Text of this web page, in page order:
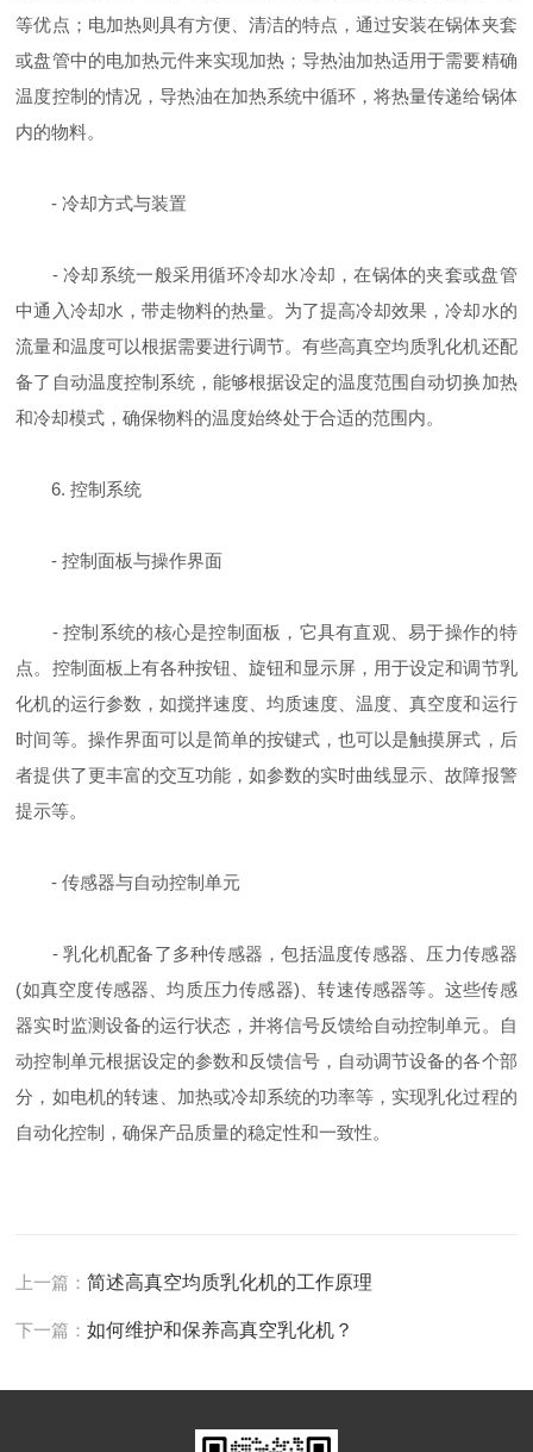
等优点；电加热则具有方便、清洁的特点，通过安装在锅体夹套
或盘管中的电加热元件来实现加热；导热油加热适用于需要精确
温度控制的情况，导热油在加热系统中循环，将热量传递给锅体
内的物料。
- 冷却方式与装置
- 冷却系统一般采用循环冷却水冷却，在锅体的夹套或盘管
中通入冷却水，带走物料的热量。为了提高冷却效果，冷却水的
流量和温度可以根据需要进行调节。有些高真空均质乳化机还配
备了自动温度控制系统，能够根据设定的温度范围自动切换加热
和冷却模式，确保物料的温度始终处于合适的范围内。
6. 控制系统
- 控制面板与操作界面
- 控制系统的核心是控制面板，它具有直观、易于操作的特
点。控制面板上有各种按钮、旋钮和显示屏，用于设定和调节乳
化机的运行参数，如搅拌速度、均质速度、温度、真空度和运行
时间等。操作界面可以是简单的按键式，也可以是触摸屏式，后
者提供了更丰富的交互功能，如参数的实时曲线显示、故障报警
提示等。
- 传感器与自动控制单元
- 乳化机配备了多种传感器，包括温度传感器、压力传感器
(如真空度传感器、均质压力传感器)、转速传感器等。这些传感
器实时监测设备的运行状态，并将信号反馈给自动控制单元。自
动控制单元根据设定的参数和反馈信号，自动调节设备的各个部
分，如电机的转速、加热或冷却系统的功率等，实现乳化过程的
自动化控制，确保产品质量的稳定性和一致性。
上一篇：简述高真空均质乳化机的工作原理
下一篇：如何维护和保养高真空乳化机？